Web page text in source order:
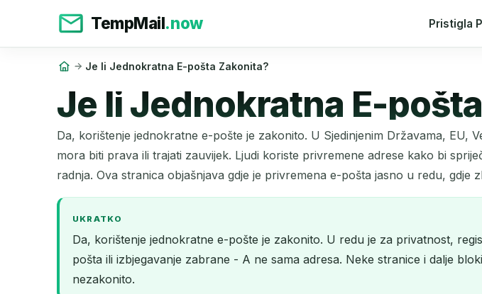
TempMail.now Pristigla
Je li Jednokratna E-pošta Zakonita?
Je li Jednokratna E-
Da, korištenje jednokratne e-pošte je zakonito. U Sjedinjenim Državama, EU,
mora biti prava ili trajati zauvijek. Ljudi koriste privremene adrese kako bi
radnja. Ova stranica objašnjava gdje je privremena e-pošta jasno u redu,
UKRATKO
Da, korištenje jednokratne e-pošte je zakonito. U redu je za privatnost,
pošta ili izbjegavanje zabrane - A ne sama adresa. Neke stranice i dalje
nezakonito.